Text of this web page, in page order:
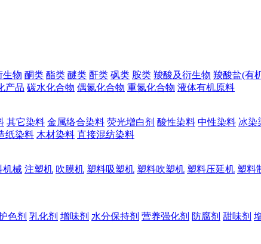
生物 酮类 酯类 醚类 酐类 砜类 胺类 羧酸及衍生物 羧酸盐(有
产品 碳水化合物 偶氮化合物 重氮化合物 液体有机原料
其它染料 金属络合染料 荧光增白剂 酸性染料 中性染料 冰染
纸染料 木材染料 直接混纺染料
机械 注塑机 吹膜机 塑料吸塑机 塑料吹塑机 塑料压延机 塑料
色剂 乳化剂 增味剂 水分保持剂 营养强化剂 防腐剂 甜味剂